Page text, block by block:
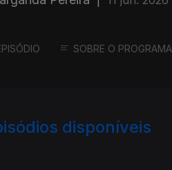
SOBRE O PROGRAMA
disponíveis